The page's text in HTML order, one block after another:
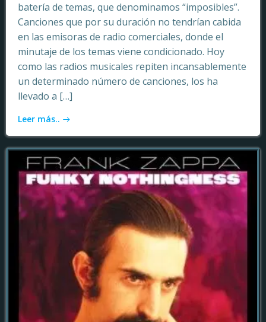
batería de temas, que denominamos “imposibles”.
Canciones que por su duración no tendrían cabida
en las emisoras de radio comerciales, donde el
minutaje de los temas viene condicionado. Hoy
como las radios musicales repiten incansablemente
un determinado número de canciones, los ha
llevado a […]
Leer más..